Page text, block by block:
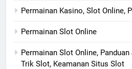
Permainan Kasino, Slot Online,
Permainan Slot Online
Permainan Slot Online,
Trik Slot, Keamanan Situs Slot